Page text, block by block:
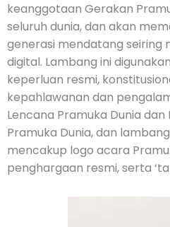
keanggotaan Gerakan
seluruh dunia, dan akan
generasi mendatang seiring
digital. Lambang ini
keperluan resmi,
kepahlawanan dan
Lencana Pramuka Dunia
Pramuka Dunia, dan
mencakup logo acara
penghargaan resmi, serta